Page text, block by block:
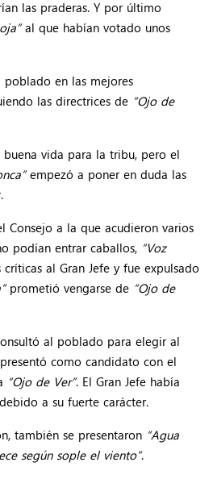
las praderas. Y por último
al que habían votado unos
poblado en las mejores
las directrices de “Ojo de
buena vida para la tribu, pero el
empezó a poner en duda las
Consejo a la que acudieron varios
podían entrar caballos, “Voz
críticas al Gran Jefe y fue expulsado
prometió vengarse de “Ojo de
al poblado para elegir al
presentó como candidato con el
“Ojo de Ver”. El Gran Jefe había
a su fuerte carácter.
también se presentaron “Agua
según sople el viento”.